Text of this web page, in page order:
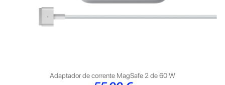
Adaptador de corrente MagSafe 2 de 60 W